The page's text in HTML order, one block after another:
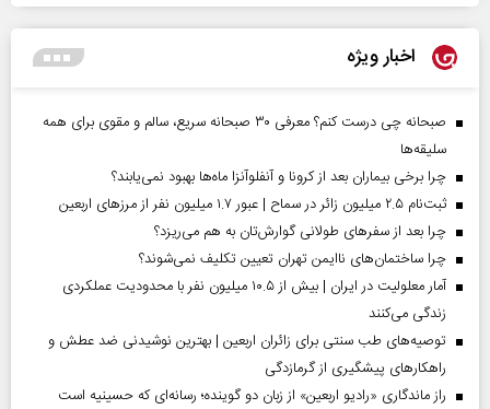
اخبار ویژه
صبحانه چی درست کنم؟ معرفی ۳۰ صبحانه سریع، سالم و مقوی برای همه
سلیقه‌ها
چرا برخی بیماران بعد از کرونا و آنفلوآنزا ماه‌ها بهبود نمی‌یابند؟
ثبت‌نام ۲.۵ میلیون زائر در سماح | عبور ۱.۷ میلیون نفر از مرز‌های اربعین
چرا بعد از سفرهای طولانی گوارش‌تان به هم می‌ریزد؟
چرا ساختمان‌های ناایمن تهران تعیین تکلیف نمی‌شوند؟
آمار معلولیت در ایران | بیش از ۱۰.۵ میلیون نفر با محدودیت عملکردی
زندگی می‌کنند
توصیه‌های طب سنتی برای زائران اربعین | بهترین نوشیدنی ضد عطش و
راهکارهای پیشگیری از گرمازدگی
راز ماندگاری «رادیو اربعین» از زبان دو گوینده؛ رسانه‌ای که حسینیه است